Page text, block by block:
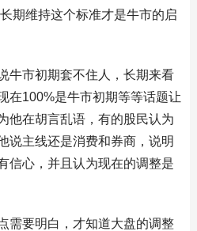
期维持这个标准才是牛市的启
牛市初期套不住人，长期来看
在100%是牛市初期等等话题让
他在胡言乱语，有的股民认为
说主线还是消费和券商，说明
信心，并且认为现在的调整是
需要明白，才知道大盘的调整